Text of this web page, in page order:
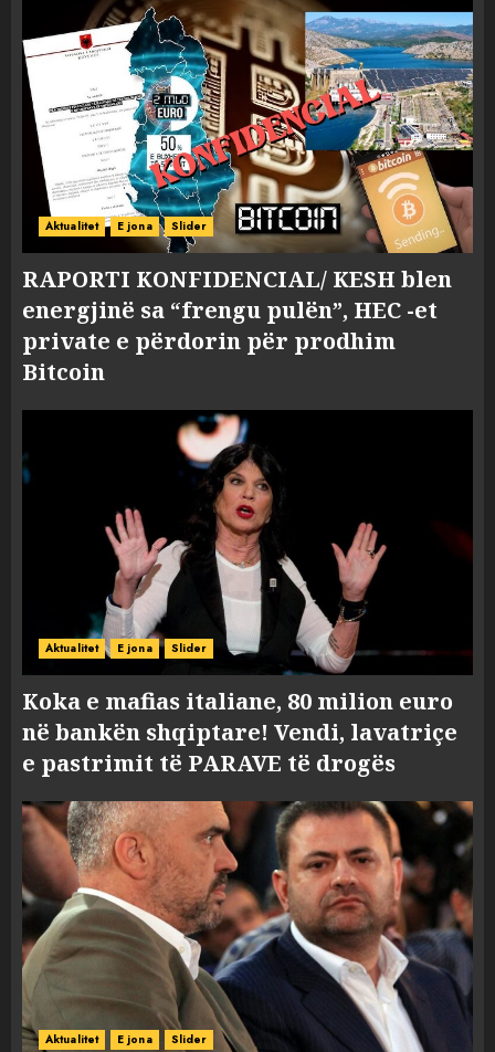
Aktualitet E jona Slider
RAPORTI KONFIDENCIAL/ KESH blen
energjinë sa “frengu pulën”, HEC -et
private e përdorin për prodhim
Bitcoin
Aktualitet E jona Slider
Koka e mafias italiane, 80 milion euro
në bankën shqiptare! Vendi, lavatriçe
e pastrimit të PARAVE të drogës
Aktualitet E jona Slider